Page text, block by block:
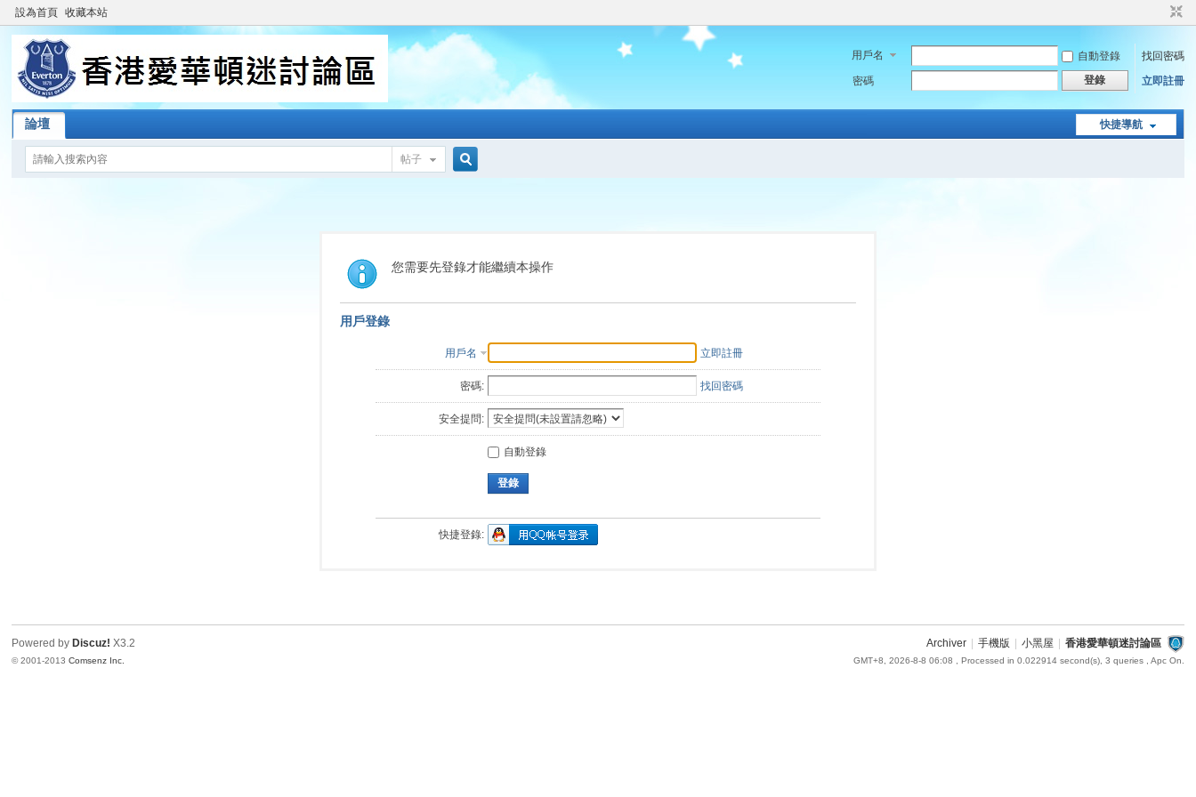
設為首頁 收藏本站
用戶名 自動登錄
找回密碼
密碼
登錄 立即註冊
快捷導航
論壇
帖子
索
您需要先登錄才能繼續本操作
用戶登錄
用戶名 立即註冊
密碼: 找回密碼
安全提問:
自動登錄
登錄
快捷登錄:
Archiver 手機版 小黑屋 香港愛華頓迷討論區
GMT+8, 2026-8-8 06:08 , Processed in 0.022914 second(s), 3 queries , Apc On.
Powered by Discuz! X3.2
© 2001-2013Comsenz Inc.